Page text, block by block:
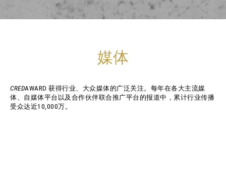
媒体
CREDAWARD 获得行业、大众媒体的广泛关注。每年在各大主流媒
体、自媒体平台以及合作伙伴联合推广平台的报道中，累计行业传播
受众达近10,000万。